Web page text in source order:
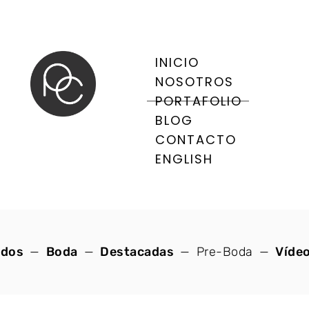
INICIO
NOSOTROS
PORTAFOLIO
BLOG
CONTACTO
ENGLISH
Boda Destacadas Pre-Boda